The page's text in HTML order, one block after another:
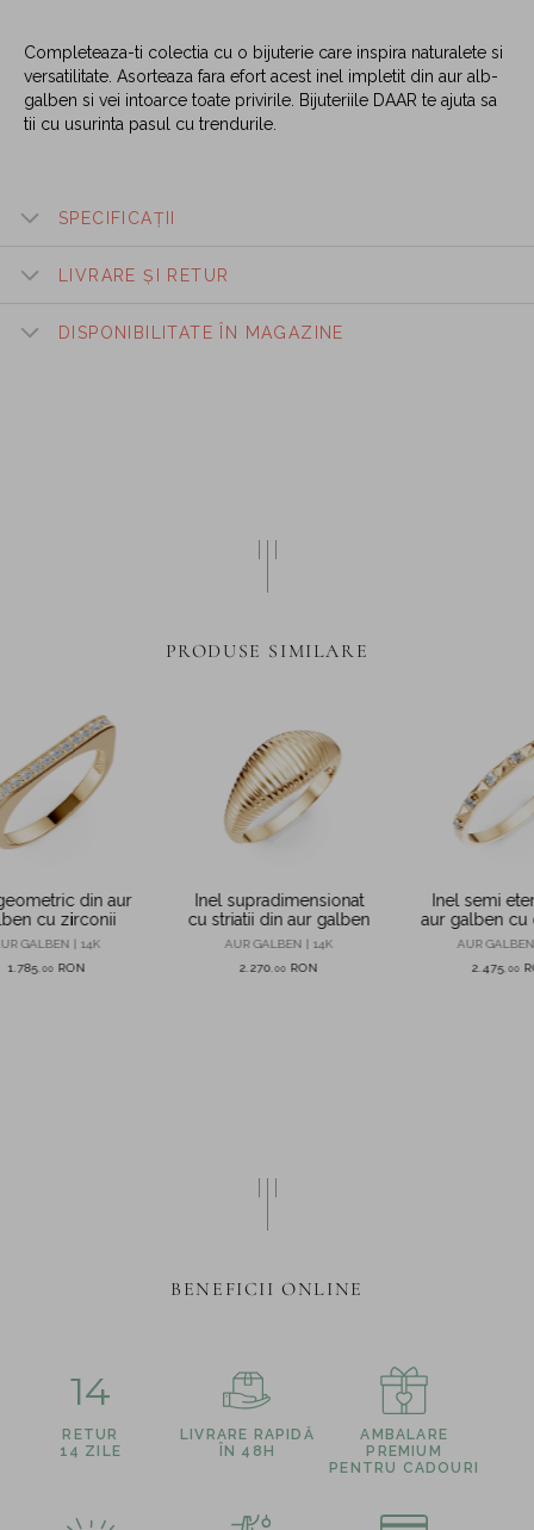
Completeaza-ti colectia cu o bijuterie care inspira naturalete si
versatilitate. Asorteaza fara efort acest inel impletit din aur alb-
galben si vei intoarce toate privirile. Bijuteriile DAAR te ajuta sa
tii cu usurinta pasul cu trendurile.
SPECIFICAȚII
LIVRARE ȘI RETUR
DISPONIBILITATE ÎN MAGAZINE
PRODUSE SIMILARE
din aur
cu zirconii
GALBEN | 14K
1.785 00 RON
Inel supradimensionat
cu striatii din aur galben
AUR GALBEN | 14K
2.270 ,00 RON
Inel semi
aur galben cu
de
AUR
2.475 00
BENEFICII ONLINE
14
RETUR
14 ZILE
LIVRARE RAPIDĂ
ÎN 48H
AMBALARE
PREMIUM
PENTRU CADOURI